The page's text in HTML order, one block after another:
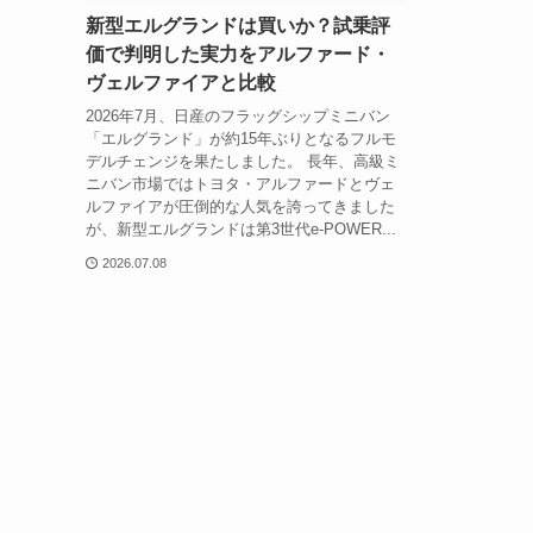
新型エルグランドは買いか？試乗評
価で判明した実力をアルファード・
ヴェルファイアと比較
2026年7月、日産のフラッグシップミニバン
「エルグランド」が約15年ぶりとなるフルモ
デルチェンジを果たしました。 長年、高級ミ
ニバン市場ではトヨタ・アルファードとヴェ
ルファイアが圧倒的な人気を誇ってきました
が、新型エルグランドは第3世代e-POWER...
2026.07.08